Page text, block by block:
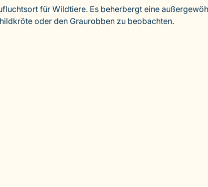
für Wildtiere. Es beherbergt eine
oder den Graurobben zu beobachten.